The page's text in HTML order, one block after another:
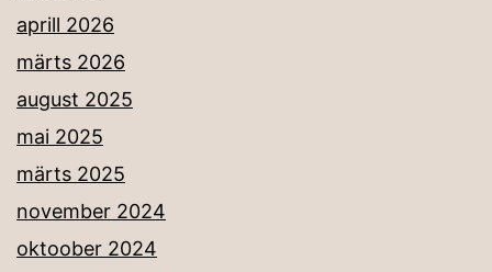
aprill 2026
märts 2026
august 2025
mai 2025
märts 2025
november 2024
oktoober 2024